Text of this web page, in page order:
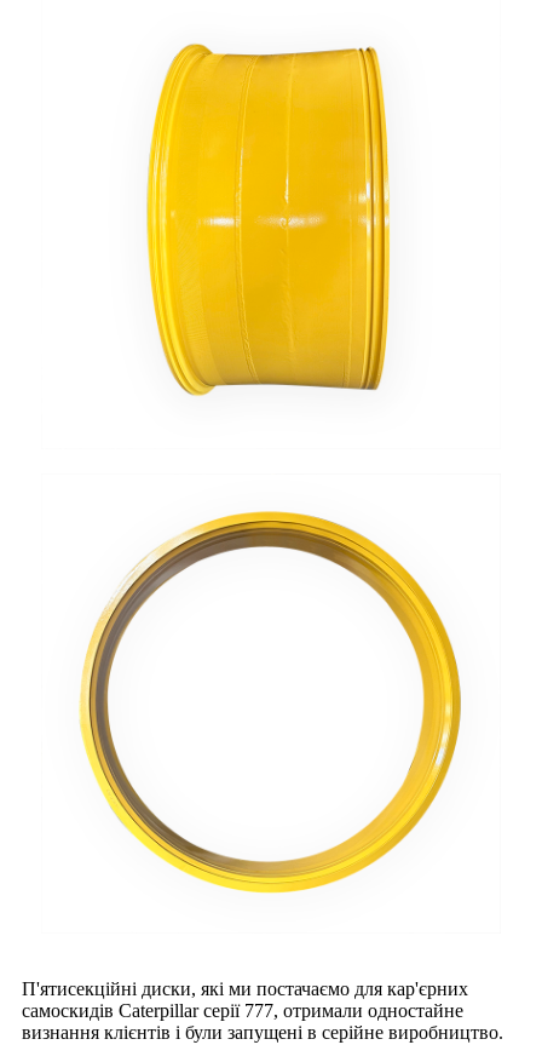
П'ятисекційні диски, які ми постачаємо для кар'єрних
самоскидів Caterpillar серії 777, отримали одностайне
визнання клієнтів і були запущені в серійне виробництво.